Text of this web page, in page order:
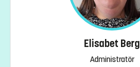
Elisabet Berg
Administratör